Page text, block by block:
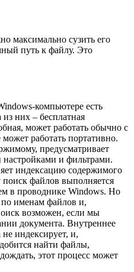
максимально сузить его
путь к файлу. Это
компьютере есть
них – бесплатная
может работать обычно с
работать портативно.
предусматривает
и фильтрами.
индексацию содержимого
поиск файлов выполняется
в проводнике Windows. Но
по именам файлов и,
возможен, если мы
документа. Внутреннее
индексирует, и,
найти файлы,
этот процесс может